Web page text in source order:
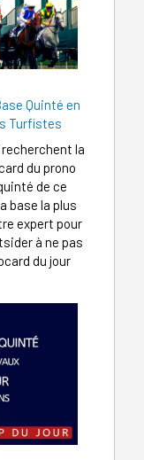
Quinté en
Turfistes
la
du prono
de ce
base la plus
expert pour
à ne pas
du jour